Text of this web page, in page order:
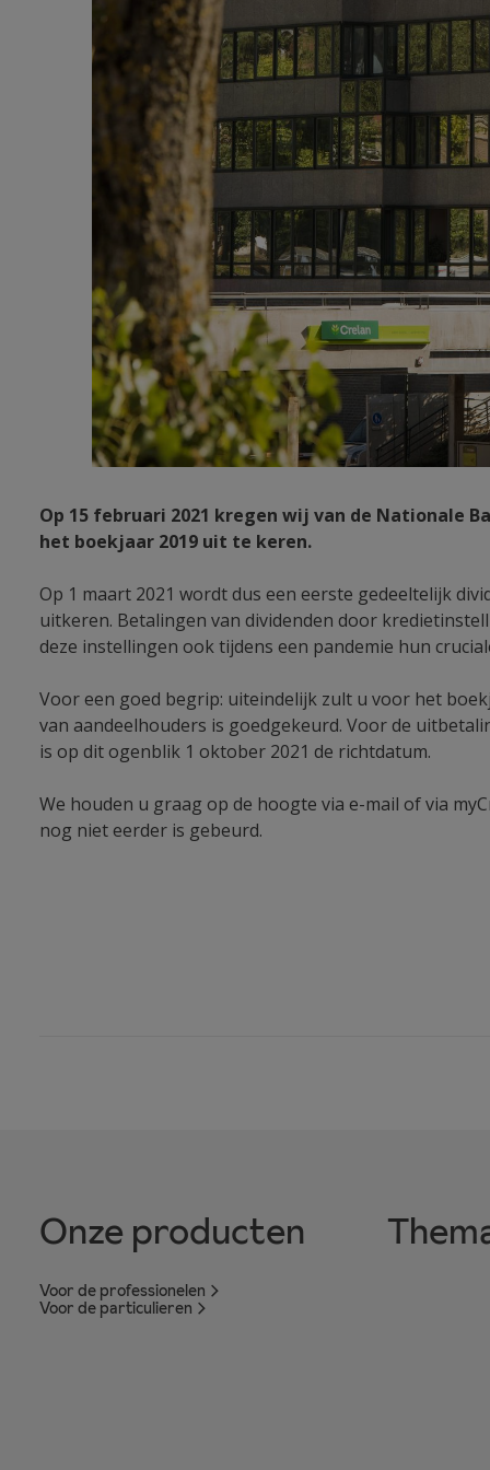
Op 15 februari 2021 kregen wij van de Nationale
het boekjaar 2019 uit te keren.
Op 1 maart 2021 wordt dus een eerste gedeeltelijk
uitkeren. Betalingen van dividenden door
deze instellingen ook tijdens een pandemie hun
Voor een goed begrip: uiteindelijk zult u voor het
van aandeelhouders is goedgekeurd. Voor de
is op dit ogenblik 1 oktober 2021 de richtdatum.
We houden u graag op de hoogte via e-mail of via
nog niet eerder is gebeurd.
Onze producten
Voor de professionelen
Voor de particulieren